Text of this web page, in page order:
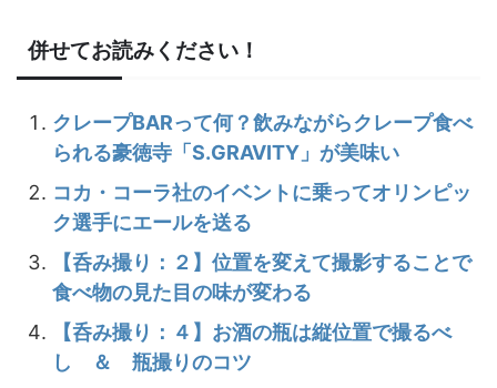
併せてお読みください！
クレープBARって何？飲みながらクレープ食べ
られる豪徳寺「S.GRAVITY」が美味い
コカ・コーラ社のイベントに乗ってオリンピッ
ク選手にエールを送る
【呑み撮り：２】位置を変えて撮影することで
食べ物の見た目の味が変わる
【呑み撮り：４】お酒の瓶は縦位置で撮るべ
し ＆ 瓶撮りのコツ